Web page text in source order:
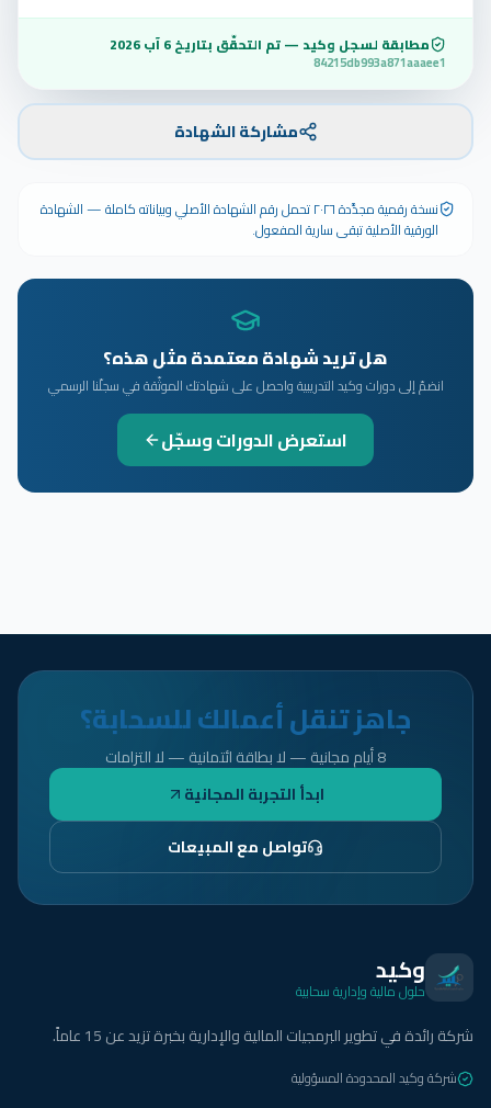
مطابقة لسجل وكيد — تم التحقّق بتاريخ6 آب 2026
84215db993a871aaaee1
مشاركة الشهادة
نسخة رقمية مجدَّدة ٢٠٢٦ تحمل رقم الشهادة الأصلي وبياناته كاملة — الشهادة
الورقية الأصلية تبقى سارية المفعول.
هل تريد شهادة معتمدة مثل هذه؟
انضمّ إلى دورات وكيد التدريبية واحصل على شهادتك الموثّقة في سجلّنا الرسمي
استعرض الدورات وسجّل
جاهز تنقل أعمالك للسحابة؟
8 أيام مجانية — لا بطاقة ائتمانية — لا التزامات
ابدأ التجربة المجانية
تواصل مع المبيعات
وكيد
حلول مالية وإدارية سحابية
شركة رائدة في تطوير البرمجيات المالية والإدارية بخبرة تزيد عن 15 عاماً.
شركة وكيد المحدودة المسؤولية